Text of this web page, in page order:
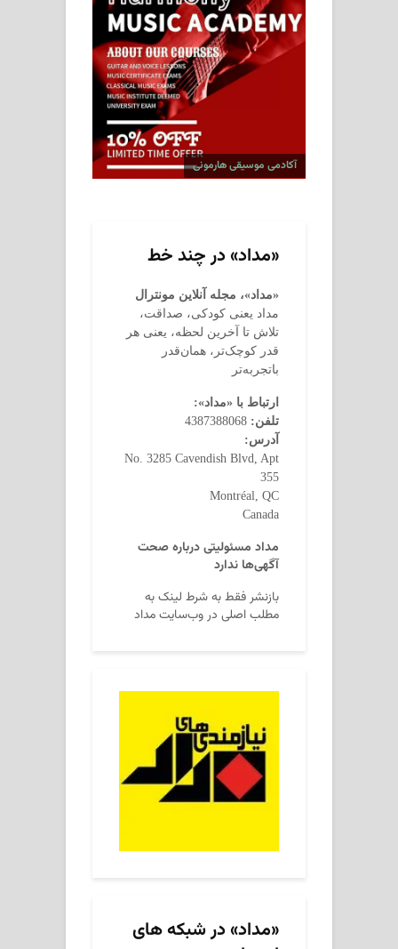
آکادمی موسیقی هارمونی
«مداد» در چند خط
«مداد»، مجله آنلاین مونترال
مداد یعنی کودکی، صداقت،
تلاش تا آخرین لحظه، یعنی هر
قدر کوچک‌تر، همان‌قدر
باتجربه‌تر
ارتباط با «مداد»:
تلفن:
آدرس:
No. 3285 Cavendish Blvd, Apt
355
Montréal, QC
Canada
مداد مسئولیتی درباره صحت
آگهی‌ها ندارد
بازنشر فقط به شرط لینک به
مطلب اصلی در وب‌سایت مداد
«مداد» در شبکه های